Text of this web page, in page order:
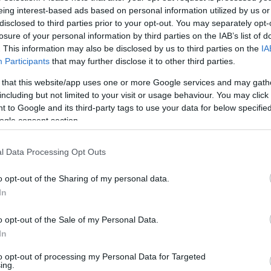
interest-based ads based on personal information utilized by us
to third parties prior to your opt-out. You may separately
of your personal information by third parties on the IAB’s list of
This information may also be disclosed by us to third parties on the
Participants that may further disclose it to other third parties.
that this website/app uses one or more Google services and may
but not limited to your visit or usage behaviour. You may
to Google and its third-party tags to use your data for below
consent section.
Data Processing Opt Outs
opt-out of the Sharing of my personal data.
opt-out of the Sale of my Personal Data.
opt-out of processing my Personal Data for Targeted
francia
Gerda
Gyula
Janssen
Letzter